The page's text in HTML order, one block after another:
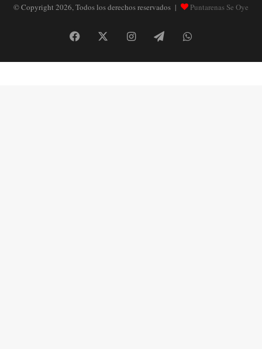
© Copyright 2026, Todos los derechos reservados | Puntarenas Se Oye
Facebook InstagramTelegramWhatsApp